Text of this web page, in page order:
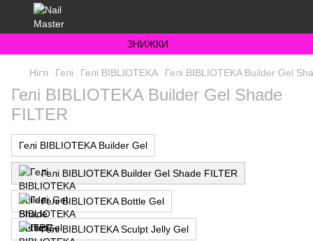
ЗНИЖКИ
Нігті Гелі Гелі BIBLIOTEKA Гелі BIBLIOTEKA Builder Gel
Гелі BIBLIOTEKA Builder Gel Shade
FILTER
Гелі BIBLIOTEKA Builder Gel
Гелі BIBLIOTEKA Builder Gel Shade FILTER
Гелі BIBLIOTEKA Bottle Gel
Гелі BIBLIOTEKA Sculpt Jelly Gel